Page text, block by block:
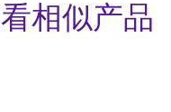
相似产品